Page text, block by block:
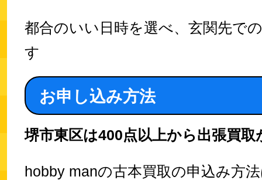
都合のいい日時を選べ、玄関先で
す
お申し込み方法
堺市東区は400点以上から出張買取
hobby manの古本買取の申込み方